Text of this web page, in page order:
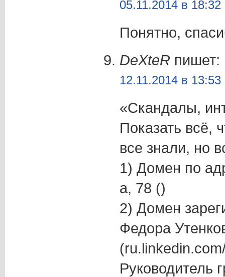
05.11.2014 в 18:32
Понятно,
DeXteR пишет:
12.11.2014 в 13:53
«Скандалы,
Показать всё,
все знали, но
1) Домен по
a, 78 ()
2) Домен
Федора
Руководитель